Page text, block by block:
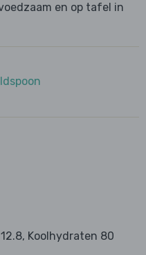
en op tafel in
Koolhydraten 80